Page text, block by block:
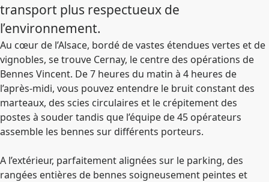
transport plus respectueux de
l’environnement.
Au cœur de l’Alsace, bordé de vastes étendues vertes et de
vignobles, se trouve Cernay, le centre des opérations de
Bennes Vincent. De 7 heures du matin à 4 heures de
l’après-midi, vous pouvez entendre le bruit constant des
marteaux, des scies circulaires et le crépitement des
postes à souder tandis que l’équipe de 45 opérateurs
assemble les bennes sur différents porteurs.
A l’extérieur, parfaitement alignées sur le parking, des
rangées entières de bennes soigneusement peintes et